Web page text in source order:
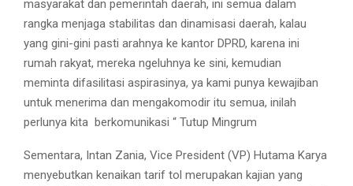
masyarakat dan pemerintah daerah, ini semua dalam
rangka menjaga stabilitas dan dinamisasi daerah, kalau
yang gini-gini pasti arahnya ke kantor DPRD, karena ini
rumah rakyat, mereka ngeluhnya ke sini, kemudian
meminta difasilitasi aspirasinya, ya kami punya kewajiban
untuk menerima dan mengakomodir itu semua, inilah
perlunya kita berkomunikasi “ Tutup Mingrum
Sementara, Intan Zania, Vice President (VP) Hutama Karya
menyebutkan kenaikan tarif tol merupakan kajian yang